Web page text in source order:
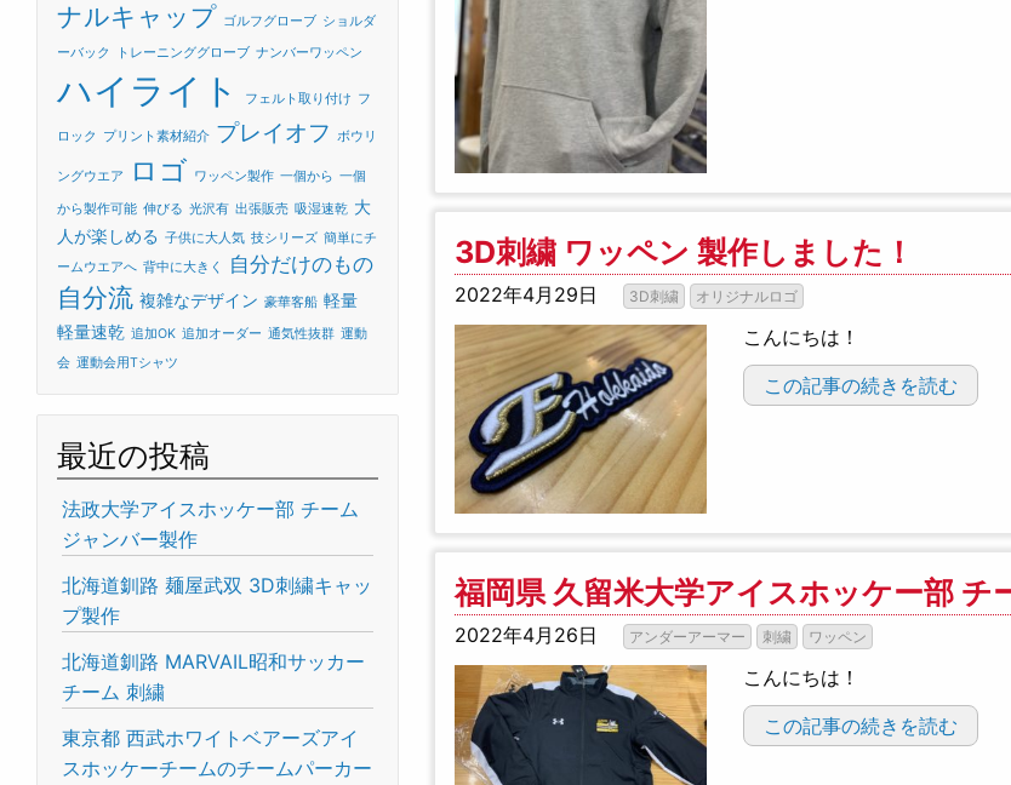
3D刺繍 ワッペン 製作しました！
2022年4月29日 3D刺繍 オリジナルロゴ
こんにちは！
この記事の続きを読む
福岡県 久留米大学アイスホッケー部 チ
2022年4月26日 アンダーアーマー 刺繍 ワッペン
こんにちは！
この記事の続きを読む
ナルキャップ ゴルフグローブ ショルダ
ーバック
トレーニンググローブ ナンバーワッペン
ハイライト フェルト取り付け フ
ロック プリント素材紹介 プレイオフ ボウリ
ングウエア ロゴ ワッペン製作 一個から 一個
から製作可能 伸びる 光沢有 出張販売 吸湿速乾 大
人が楽しめる 子供に大人気 技シリーズ 簡単にチ
ームウエアへ 背中に大きく 自分だけのもの
自分流 複雑なデザイン 豪華客船 軽量
軽量速乾 追加OK 追加オーダー 通気性抜群 運動
会 運動会用Tシャツ
最近の投稿
法政大学アイスホッケー部 チーム
ジャンバー製作
北海道釧路 麺屋武双 3D刺繍キャッ
プ製作
北海道釧路 MARVAIL昭和サッカー
チーム 刺繍
東京都 西武ホワイトベアーズアイ
スホッケーチームのチームパーカー